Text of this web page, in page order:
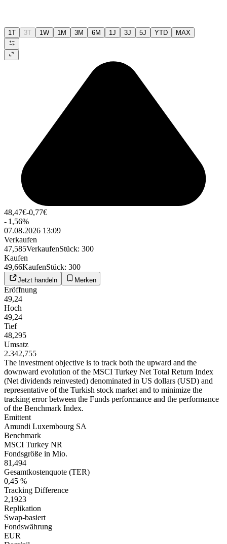
1T 3T 1W 1M 3M 6M 1J 3J 5J YTD MAX
48,47€-0,77€
- 1,56%
07.08.2026 13:09
Verkaufen
47,585VerkaufenStück: 300
Kaufen
49,66KaufenStück: 300
Jetzt handeln Merken
Eröffnung
49,24
Hoch
49,24
Tief
48,295
Umsatz
2.342,755
The investment objective is to track both the upward and the
downward evolution of the MSCI Turkey Net Total Return Index
(Net dividends reinvested) denominated in US dollars (USD) and
representative of the Turkish stock market and to minimize the
tracking error between the Funds performance and the performance
of the Benchmark Index.
Emittent
Amundi Luxembourg SA
Benchmark
MSCI Turkey NR
Fondsgröße in Mio.
81,494
Gesamtkostenquote (TER)
0,45 %
Tracking Difference
2,1923
Replikation
Swap-basiert
Fondswährung
EUR